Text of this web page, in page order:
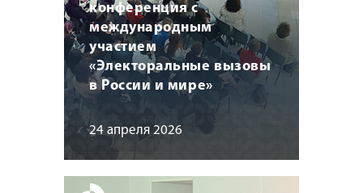
конференция с
международным
участием
«Электоральные вызовы
в России и мире»
24 апреля 2026